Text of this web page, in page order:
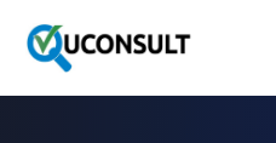
a